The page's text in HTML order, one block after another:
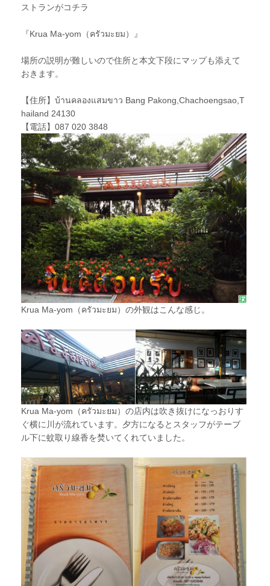
ストランがコチラ
『Krua Ma-yom（ครัวมะยม）』
場所の説明が難しいので住所と本文下段にマップも添えて
おきます。
【住所】บ้านคลองแสมขาว Bang Pakong,Chachoengsao,T
hailand 24130
【電話】087 020 3848
Krua Ma-yom（ครัวมะยม）の外観はこんな感じ。
Krua Ma-yom（ครัวมะยม）の店内は吹き抜けになっおりす
ぐ横に川が流れています。夕方になるとスタッフがテーブ
ル下に蚊取り線香を焚いてくれていました。